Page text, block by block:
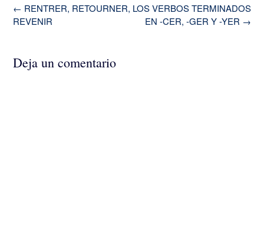
Navegación
de
LOS VERBOS TERMINADOS
EN -CER, -GER Y -YER →
← RENTRER, RETOURNER,
REVENIR
Deja un comentario